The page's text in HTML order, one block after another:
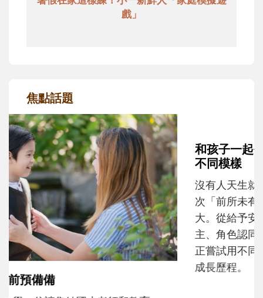
戲」
焦點話題
和孩子一起長大的那個男人│讀懂父親的
不同模樣
沒有人天生就擅長當爸爸！男人總是在一次
次「前所未有」的體驗中，跟著孩子一起長
大。從給予安全感的肢體遊戲，到獨立自
主、角色認同及解決問題的能力養成。爸爸
正嘗試用不同的模樣，參與孩子每個重要的